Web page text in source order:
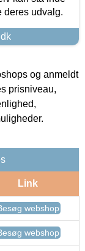
deres udvalg.
og anmeldt
prisniveau,
Link
webshop
webshop